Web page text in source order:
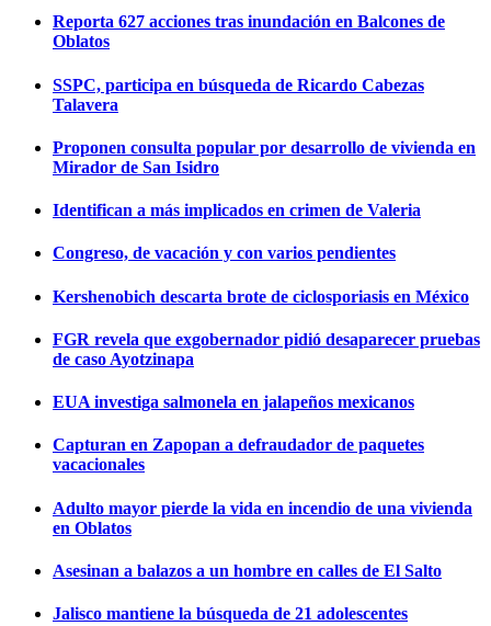
Reporta 627 acciones tras inundación en Balcones de
Oblatos
SSPC, participa en búsqueda de Ricardo Cabezas
Talavera
Proponen consulta popular por desarrollo de vivienda en
Mirador de San Isidro
Identifican a más implicados en crimen de Valeria
Congreso, de vacación y con varios pendientes
Kershenobich descarta brote de ciclosporiasis en México
FGR revela que exgobernador pidió desaparecer pruebas
de caso Ayotzinapa
EUA investiga salmonela en jalapeños mexicanos
Capturan en Zapopan a defraudador de paquetes
vacacionales
Adulto mayor pierde la vida en incendio de una vivienda
en Oblatos
Asesinan a balazos a un hombre en calles de El Salto
Jalisco mantiene la búsqueda de 21 adolescentes